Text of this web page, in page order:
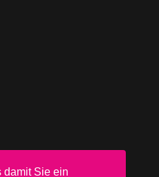
damit Sie ein